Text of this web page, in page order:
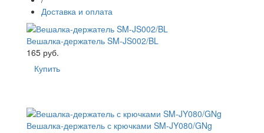
Доставка и оплата
Вешалка-держатель SM-JS002/BL
165 руб.
Купить
Вешалка-держатель с крючками SM-JY080/GNg